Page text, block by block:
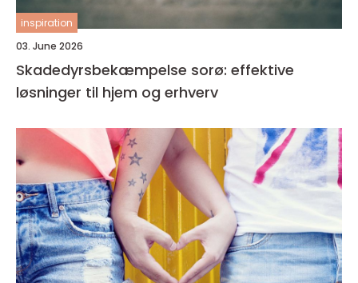
inspiration
03. June 2026
Skadedyrsbekæmpelse sorø: effektive
løsninger til hjem og erhverv